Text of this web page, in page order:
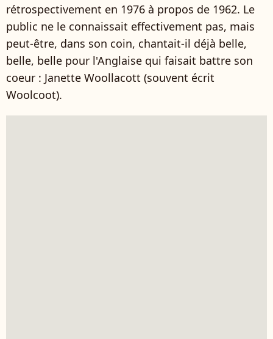
rétrospectivement en 1976 à propos de 1962. Le
public ne le connaissait effectivement pas, mais
peut-être, dans son coin, chantait-il déjà belle,
belle, belle pour l'Anglaise qui faisait battre son
coeur : Janette Woollacott (souvent écrit
Woolcoot).